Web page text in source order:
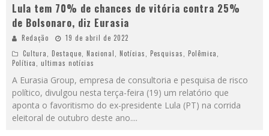
Lula tem 70% de chances de vitória contra 25%
de Bolsonaro, diz Eurasia
Redação
19 de abril de 2022
Cultura
Destaque Nacional Notícias Pesquisas Polêmica
Política
ultimas notícias
A Eurasia Group, empresa de consultoria e pesquisa de risco
político, divulgou nesta terça-feira (19) um relatório que
aponta o favoritismo do ex-presidente Lula (PT) na corrida
eleitoral de outubro deste ano....